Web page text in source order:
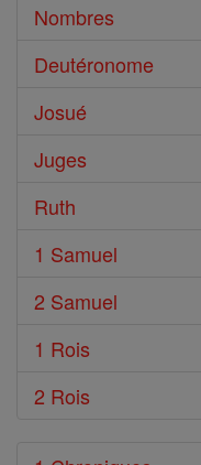
Nombres
Deutéronome
Josué
Juges
Ruth
1 Samuel
2 Samuel
1 Rois
2 Rois